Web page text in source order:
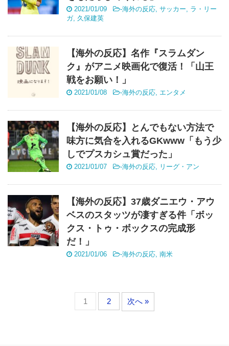
2021/01/09 -海外の反応, サッカー, ラ・リー
ガ, 久保建英
【海外の反応】名作『スラムダン
ク』がアニメ映画化で復活！「山王
戦をお願い！」
2021/01/08 -海外の反応, エンタメ
【海外の反応】とんでもない方法で
味方に気合を入れるGKwww「もう少
しでプスカシュ賞だった」
2021/01/07 -海外の反応, リーグ・アン
【海外の反応】37歳ダニエウ・アウ
ベスのスタッツが凄すぎる件「ボッ
クス・トゥ・ボックスの完成形
だ！」
2021/01/06 -海外の反応, 南米
1 2 次へ »